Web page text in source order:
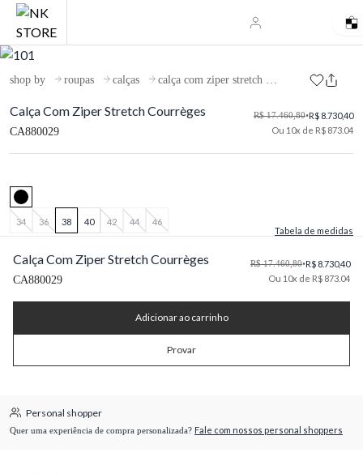
shop by roupas calças calça com ziper stretch courrèges
Calça Com Ziper Stretch Courrèges
CA880029
R$ 17.460,80•R$ 8.730,40
Ou 10x de R$ 873.04
34 36 38 40 42 44
46
Tabela de medidas
Calça Com Ziper Stretch Courrèges
CA880029
R$ 17.460,80•R$ 8.730,40
Ou 10x de R$ 873.04
Adicionar ao carrinho
Provar
Personal shopper
Quer uma experiência de compra personalizada? Fale com nossos personal shoppers